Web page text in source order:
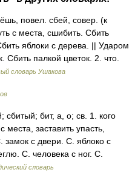
повел. сбей, совер. (к
с места, сшибить. Сбить
яблоки с дерева. || Ударом
Сбить палкой цветок. 2. что.
словарь Ушакова
бит, а, о; св. 1. кого
заставить упасть,
замок с двери. С. яблоко с
С. человека с ног. С.
словарь